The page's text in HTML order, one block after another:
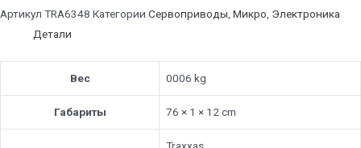
Артикул TRA6348 Категории Сервоприводы, Микро, Электроника
Детали
Вес 0006 kg
Габариты 76 × 1 × 12 cm